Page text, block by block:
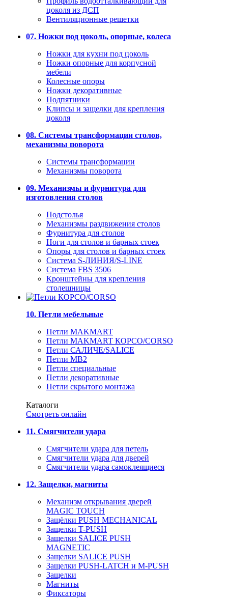
цоколя из ДСП
Вентиляционные решетки
07. Ножки под цоколь, опорные, колеса
Ножки для кухни под цоколь
Ножки опорные для корпусной
мебели
Колесные опоры
Ножки декоративные
Подпятники
Клипсы и защелки для крепления
цоколя
08. Системы трансформации столов,
механизмы поворота
Системы трансформации
Механизмы поворота
09. Механизмы и фурнитура для
изготовления столов
Подстолья
Механизмы раздвижения столов
Фурнитура для столов
Ноги для столов и барных стоек
Опоры для столов и барных стоек
Система S-ЛИНИЯ/S-LINE
Система FBS 3506
Кронштейны для крепления
столешницы
10. Петли мебельные
Петли MAKMART
Петли MAKMART КОРСО/CORSO
Петли САЛИЧЕ/SALICE
Петли MB2
Петли специальные
Петли декоративные
Петли скрытого монтажа
Каталоги
Смотреть онлайн
11. Смягчители удара
Смягчители удара для петель
Смягчители удара для дверей
Cмягчители удара самоклеящиеся
12. Защелки, магниты
Механизм открывания дверей
MAGIC TOUCH
Защёлки PUSH MECHANICAL
Защелки T-PUSH
Защелки SALICE PUSH
MAGNETIC
Защелки SALICE PUSH
Защелки PUSH-LATCH и M-PUSH
Защелки
Магниты
Фиксаторы